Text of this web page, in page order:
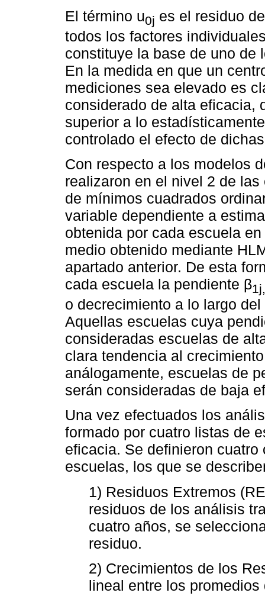
El término u0j es el residuo
todos los factores
constituye la base de uno de
En la medida en que un
mediciones sea elevado es
considerado de alta eficacia,
superior a lo
controlado el efecto de
Con respecto a los modelos
realizaron en el nivel 2 de
de mínimos cuadrados
variable dependiente a
obtenida por cada escuela
medio obtenido mediante
apartado anterior. De esta
cada escuela la pendiente β1j,
o decrecimiento a lo largo
Aquellas escuelas cuya
consideradas escuelas de
clara tendencia al
análogamente, escuelas de
serán consideradas de baja
Una vez efectuados los
formado por cuatro listas de
eficacia. Se definieron
escuelas, los que se
1) Residuos Extremos
residuos de los análisis
cuatro años, se
residuo.
2) Crecimientos de los
lineal entre los